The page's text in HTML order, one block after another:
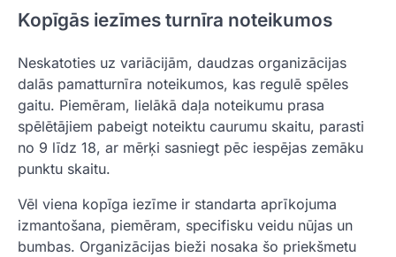
Kopīgās iezīmes turnīra noteikumos
Neskatoties uz variācijām, daudzas organizācijas
dalās pamatturnīra noteikumos, kas regulē spēles
gaitu. Piemēram, lielākā daļa noteikumu prasa
spēlētājiem pabeigt noteiktu caurumu skaitu, parasti
no 9 līdz 18, ar mērķi sasniegt pēc iespējas zemāku
punktu skaitu.
Vēl viena kopīga iezīme ir standarta aprīkojuma
izmantošana, piemēram, specifisku veidu nūjas un
bumbas. Organizācijas bieži nosaka šo priekšmetu